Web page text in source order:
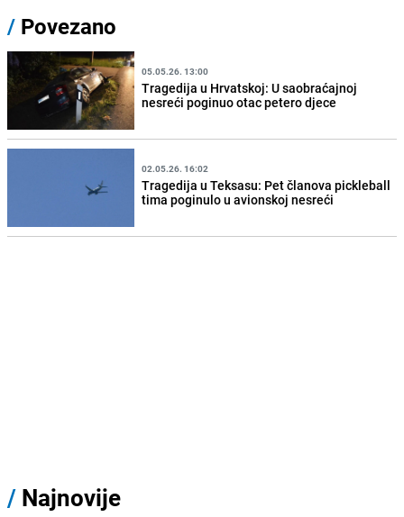
/ Povezano
05.05.26. 13:00
Tragedija u Hrvatskoj: U saobraćajnoj
nesreći poginuo otac petero djece
02.05.26. 16:02
Tragedija u Teksasu: Pet članova pickleball
tima poginulo u avionskoj nesreći
/ Najnovije